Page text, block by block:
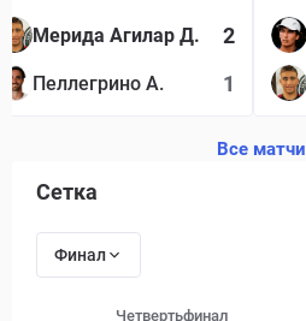
Мерида Агилар Д. 2
Пеллегрино А. 1
Все матчи
Сетка
Финал
Четвертьфинал